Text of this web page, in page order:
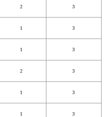
2 3
1 3
1 3
2 3
1 3
1 3